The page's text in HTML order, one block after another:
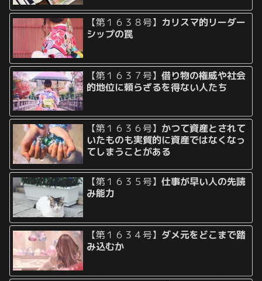
【第１６３８号】 カリスマ的リーダー
シップの罠
【第１６３７号】借り物の権威や社会
的地位に頼らざるを得ない人たち
【第１６３６号】 かつて資産とされて
いたものも実質的に資産ではなくなっ
てしまうことがある
【第１６３５号】仕事が早い人の先読
み能力
【第１６３４号】 ダメ元をどこまで踏
み込むか